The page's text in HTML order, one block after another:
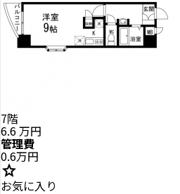
7階
6.6万円
管理費
0.6万円
star
お気に入り